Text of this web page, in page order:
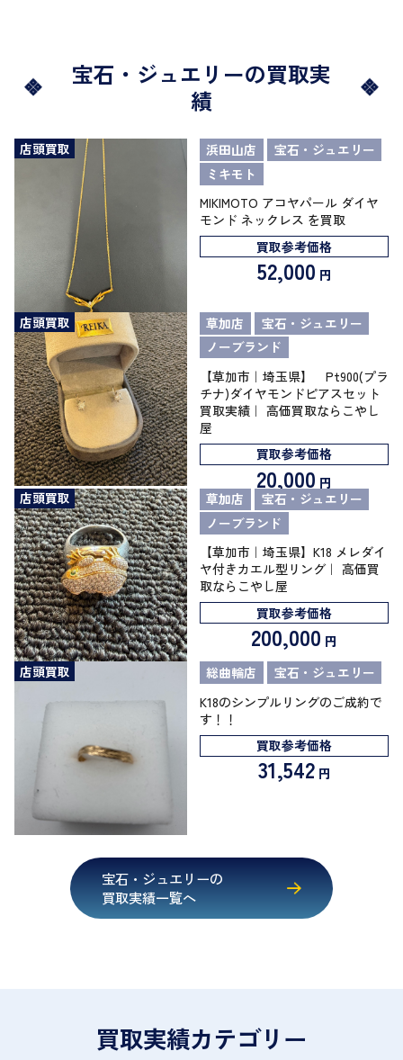
宝石・ジュエリーの買取実
績
店頭買取 浜田山店
宝石・ジュエリー
ミキモト
MIKIMOTO アコヤパール ダイヤ
モンド ネックレス を買取
買取参考価格
52,000 円
店頭買取 草加店
宝石・ジュエリー
ノーブランド
【草加市｜埼玉県】 Pt900(プラ
チナ)ダイヤモンドピアスセット
買取実績｜ 高価買取ならこやし
屋
買取参考価格
20,000 円
店頭買取
草加店
宝石・ジュエリー
ノーブランド
【草加市｜埼玉県】K18 メレダイ
ヤ付きカエル型リング｜ 高価買
取ならこやし屋
買取参考価格
200,000 円
店頭買取
総曲輪店
宝石・ジュエリー
K18のシンプルリングのご成約で
す！！
買取参考価格
31,542 円
宝石・ジュエリーの
買取実績一覧へ
買取実績カテゴリー